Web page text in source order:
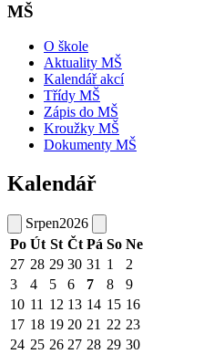
MŠ
O škole
Aktuality MŠ
Kalendář akcí
Třídy MŠ
Zápis do MŠ
Kroužky MŠ
Dokumenty MŠ
Kalendář
Srpen2026
Po Út St Čt Pá So Ne
27 28 29 30 31 1
2
3
4 5 6 7 8
9
10 11 12 13 14 15 16
17 18 19 20 21 22 23
24 25 26 27 28 29 30